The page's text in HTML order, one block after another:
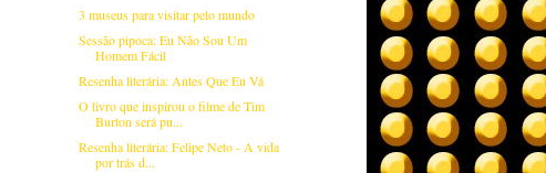
3 museus para visitar pelo mundo
Sessão pipoca: Eu Não Sou Um
Homem Fácil
Resenha literária: Antes Que Eu Vá
O livro que inspirou o filme de Tim
Burton será pu...
Resenha literária: Felipe Neto - A vida
por trás d...